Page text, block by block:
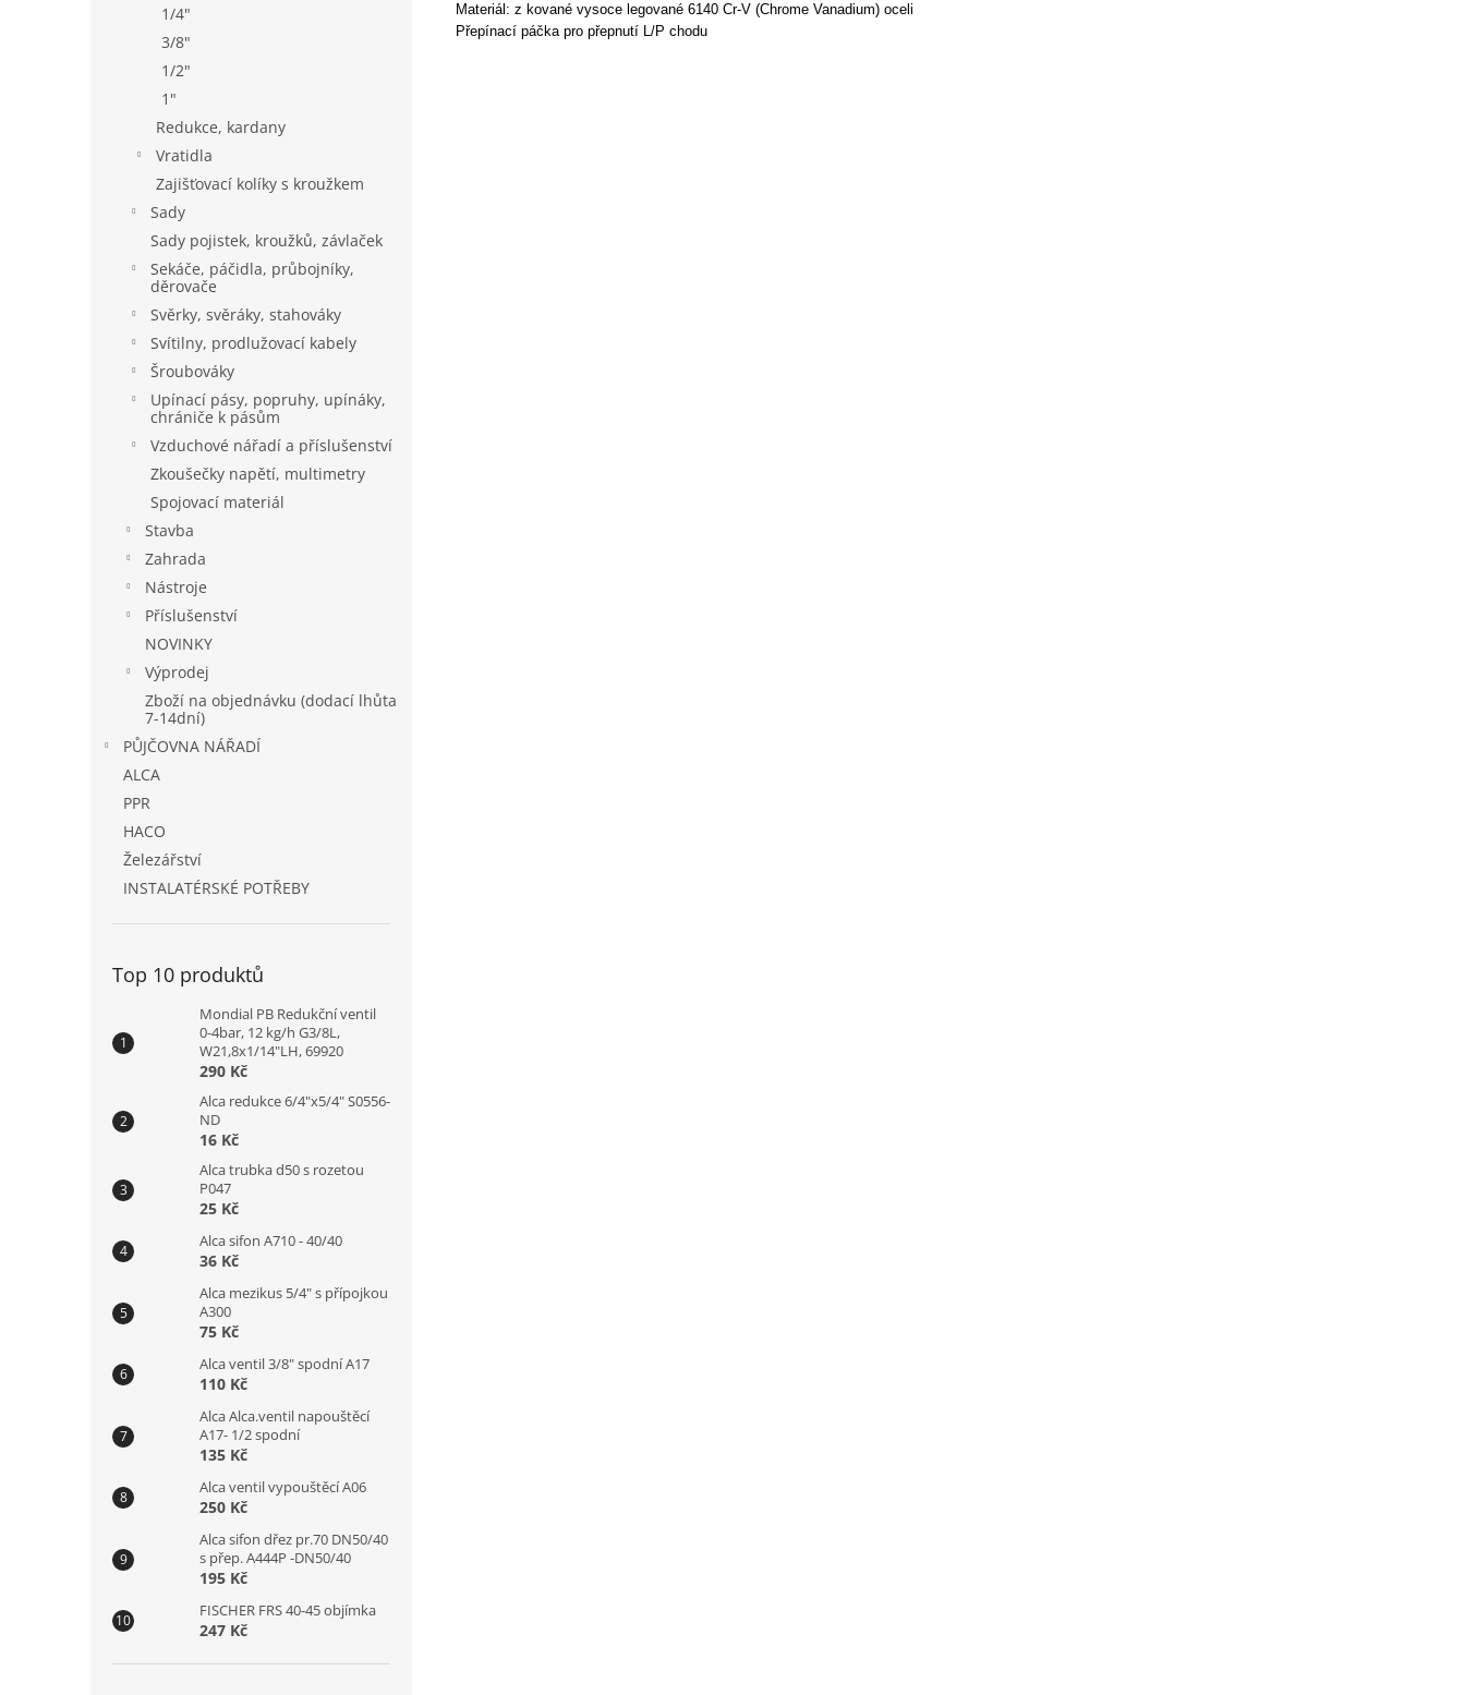
1/4"
3/8"
1/2"
1"
Redukce, kardany
Vratidla
Zajišťovací kolíky s kroužkem
Sady
Sady pojistek, kroužků, závlaček
Sekáče, páčidla, průbojníky,
děrovače
Svěrky, svěráky, stahováky
Svítilny, prodlužovací kabely
Šroubováky
Upínací pásy, popruhy, upínáky,
chrániče k pásům
Vzduchové nářadí a příslušenství
Zkoušečky napětí, multimetry
Spojovací materiál
Stavba
Zahrada
Nástroje
Příslušenství
NOVINKY
Výprodej
Zboží na objednávku (dodací lhůta
7-14dní)
PŮJČOVNA NÁŘADÍ
ALCA
PPR
HACO
Železářství
INSTALATÉRSKÉ POTŘEBY
Top 10 produktů
Mondial PB Redukční ventil
0-4bar, 12 kg/h G3/8L,
W21,8x1/14"LH, 69920
290 Kč
Alca redukce 6/4"x5/4" S0556-
ND
16 Kč
Alca trubka d50 s rozetou
P047
25 Kč
Alca sifon A710 - 40/40
36 Kč
Alca mezikus 5/4" s přípojkou
A300
75 Kč
Alca ventil 3/8" spodní A17
110 Kč
Alca Alca.ventil napouštěcí
A17- 1/2 spodní
135 Kč
Alca ventil vypouštěcí A06
250 Kč
Alca sifon dřez pr.70 DN50/40
s přep. A444P -DN50/40
195 Kč
FISCHER FRS 40-45 objímka
247 Kč
Materiál: z kované vysoce legované 6140 Cr-V (Chrome Vanadium) oceli
Přepínací páčka pro přepnutí L/P chodu